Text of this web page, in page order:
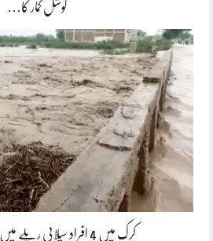
کوشل کمار کا…
کرک میں 4 افراد سیلابی ریلے میں بہہ کر جاں بحق